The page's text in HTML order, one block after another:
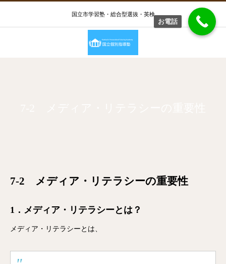
国立市学習塾・総合型選抜・英検
7-2 メディア・リテラシーの重要性
1．メディア・リテラシーとは？
メディア・リテラシーとは、
お電話